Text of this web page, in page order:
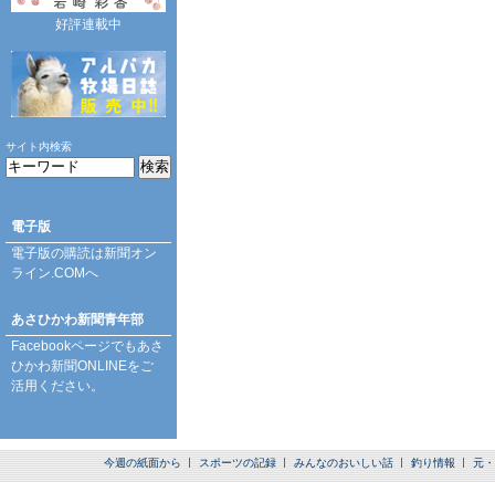
好評連載中
サイト内検索
電子版
電子版の購読は新聞オン
ライン.COMへ
あさひかわ新聞青年部
Facebookページでもあさ
ひかわ新聞ONLINEをご
活用ください。
今週の紙面から スポーツの記録 みんなのおいしい話 釣り情報 元